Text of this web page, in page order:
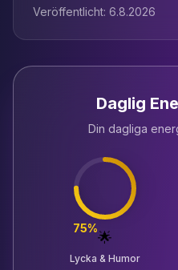
Veröffentlicht: 6.8.2026
Daglig
Din dagliga
75%
🌟
Lycka & Humor